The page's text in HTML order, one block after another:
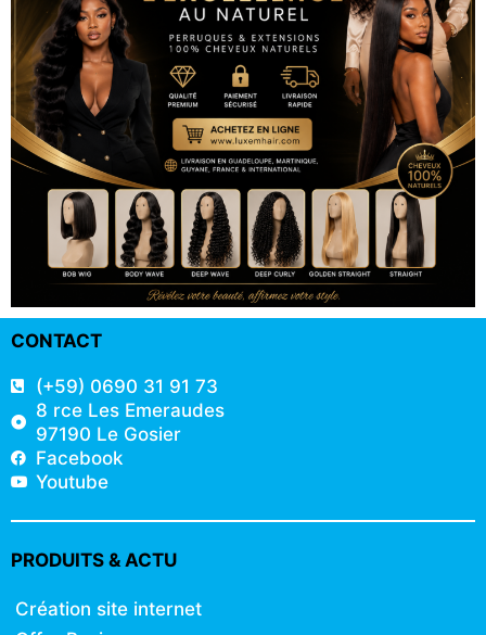
CONTACT
(+59) 0690 31 91 73
8 rce Les Emeraudes
97190 Le Gosier
Facebook
Youtube
PRODUITS & ACTU
Création site internet